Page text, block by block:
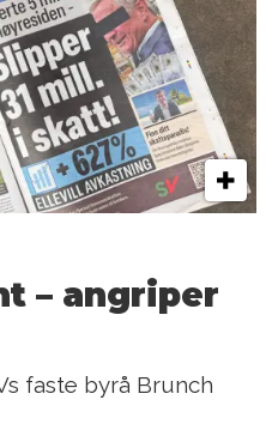
– angriper
faste byrå Brunch